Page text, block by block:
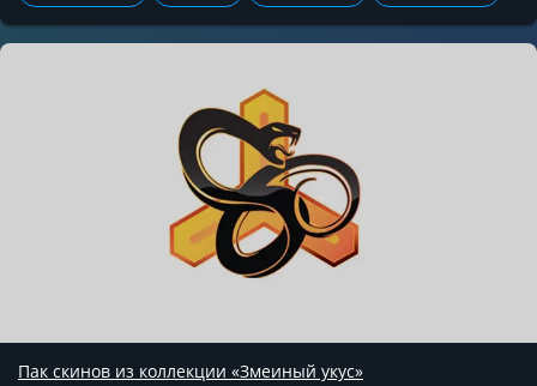
Пак скинов из коллекции «Змеиный укус»